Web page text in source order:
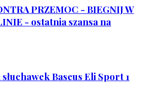
PRZEMOC - BIEGNIJ W
- ostatnia szansa na
Baseus Eli Sport 1